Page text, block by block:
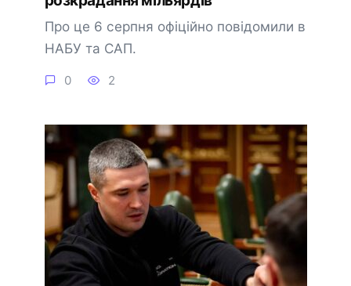
Про це 6 серпня офіційно повідомили в
НАБУ та САП.
0 2